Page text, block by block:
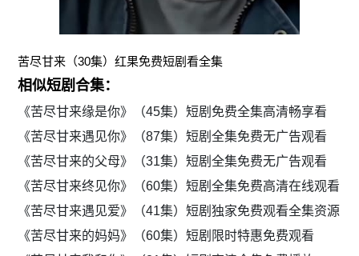
苦尽甘来（30集）红果免费短剧看全集
相似短剧合集：
《苦尽甘来缘是你》（45集）短剧免费全集高清畅享看
《苦尽甘来遇见你》（87集）短剧全集免费无广告观看
《苦尽甘来的父母》（31集）短剧全集免费无广告观看
《苦尽甘来终见你》（60集）短剧全集免费高清在线观看
《苦尽甘来遇见爱》（41集）短剧独家免费观看全集资源
《苦尽甘来的妈妈》（60集）短剧限时特惠免费观看